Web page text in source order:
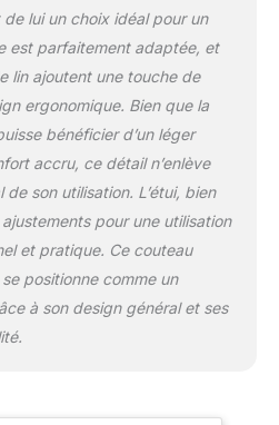
lui un choix idéal pour un
est parfaitement adaptée, et
lin ajoutent une touche de
ergonomique. Bien que la
bénéficier d’un léger
accru, ce détail n’enlève
de son utilisation. L’étui, bien
pour une utilisation
et pratique. Ce couteau
positionne comme un
à son design général et ses